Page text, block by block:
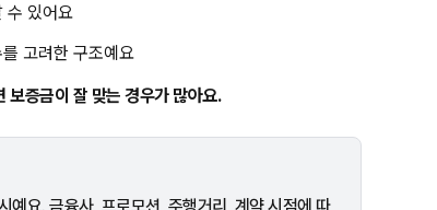
수 있어요
고려한 구조예요
보증금이 잘 맞는 경우가 많아요.